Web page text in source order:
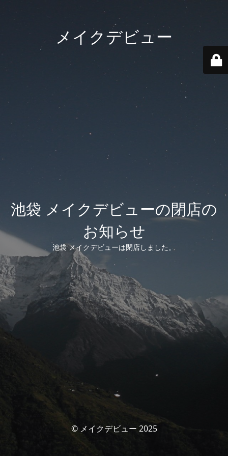
メイクデビュー
池袋 メイクデビューの閉店の
お知らせ
池袋 メイクデビューは閉店しました。
© メイクデビュー 2025